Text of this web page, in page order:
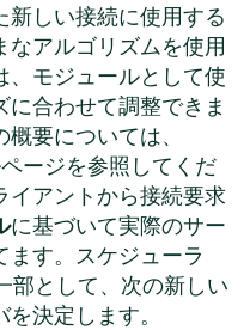
新しい接続に使用する
アルゴリズムを使用
、モジュールとして使
合わせて調整できま
要については、
ージを参照してくだ
イアントから接続要求
に基づいて実際のサー
す。スケジューラ
部として、次の新しい
決定します。